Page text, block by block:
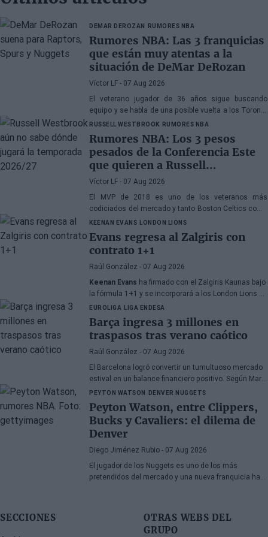
DEMAR DEROZAN RUMORES NBA
Rumores NBA: Las 3 franquicias
que están muy atentas a la
situación de DeMar DeRozan
Víctor LF - 07 Aug 2026
El veterano jugador de 36 años sigue buscando
equipo y se habla de una posible vuelta a los Toronto
Raptors o San Antonio Spurs, mientras Denver
Nuggets también forma parte de la ecuación
RUSSELL WESTBROOK RUMORES NBA
Rumores NBA: Los 3 pesos
pesados de la Conferencia Este
que quieren a Russell
Westbrook
Víctor LF - 07 Aug 2026
El MVP de 2018 es uno de los veteranos más
codiciados del mercado y tanto Boston Celtics como
Cleveland Cavaliers y Detroit Pistons estarían
interesados en hacerse con sus servicios
KEENAN EVANS LONDON LIONS
Evans regresa al Zalgiris con
contrato 1+1
Raúl González - 07 Aug 2026
Keenan Evans ha firmado con el Zalgiris Kaunas bajo
la fórmula 1+1 y se incorporará a los London Lions en
calidad de cedido durante la temporada 2026/27. El
base estadounidense continúa su proceso de
recuperación tras las lesiones sufridas en los
últimos meses.
EUROLIGA LIGA ENDESA
Barça ingresa 3 millones en
traspasos tras verano caótico
Raúl González - 07 Aug 2026
El Barcelona logró convertir un tumultuoso mercado
estival en un balance financiero positivo. Según Marc
Mundet, la sección azulgrana ingresó cerca de tres
millones de euros procedentes de salidas de
jugadores, a pesar de un proceso de transferencias
marcado por la incertidumbre y los cambios de
última hora.
PEYTON WATSON DENVER NUGGETS
Peyton Watson, entre Clippers,
Bucks y Cavaliers: el dilema de
Denver
Diego Jiménez Rubio - 07 Aug 2026
El jugador de los Nuggets es uno de los más
pretendidos del mercado y una nueva franquicia ha
SECCIONES
OTRAS WEBS DEL
GRUPO